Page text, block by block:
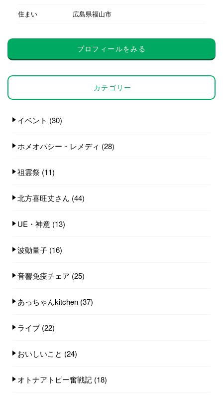
住まい
広島県福山市
プロフィールをみる
カテゴリー
イベント (30)
ホメオパシー・レメディ (28)
祖霊祭 (11)
北方喜旺丈さん (44)
UE・神意 (13)
波動量子 (16)
音響免疫チェア (25)
あっちゃんkitchen (37)
ライブ (22)
おいしいこと (24)
オトナアトピー奮戦記 (18)